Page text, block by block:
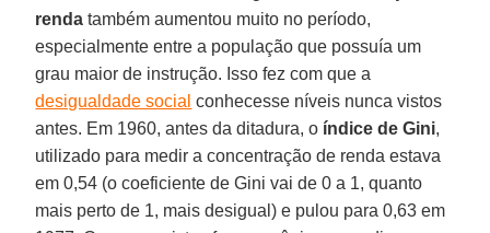
renda também aumentou muito no período,
especialmente entre a população que possuía um
grau maior de instrução. Isso fez com que a
desigualdade social conhecesse níveis nunca vistos
antes. Em 1960, antes da ditadura, o índice de Gini,
utilizado para medir a concentração de renda estava
em 0,54 (o coeficiente de Gini vai de 0 a 1, quanto
mais perto de 1, mais desigual) e pulou para 0,63 em